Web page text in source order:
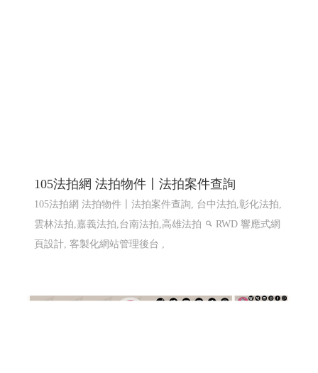
105法拍網 法拍物件〡法拍案件查詢
105法拍網 法拍物件〡法拍案件查詢, 台中法拍,彰化法拍,
雲林法拍,嘉義法拍,台南法拍,高雄法拍
RWD 響應式網
頁設計, 客製化網站管理後台 ,